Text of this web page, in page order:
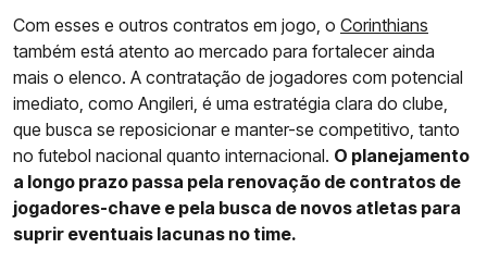
Com esses e outros contratos em jogo, o Corinthians
também está atento ao mercado para fortalecer ainda
mais o elenco. A contratação de jogadores com potencial
imediato, como Angileri, é uma estratégia clara do clube,
que busca se reposicionar e manter-se competitivo, tanto
no futebol nacional quanto internacional. O planejamento
a longo prazo passa pela renovação de contratos de
jogadores-chave e pela busca de novos atletas para
suprir eventuais lacunas no time.